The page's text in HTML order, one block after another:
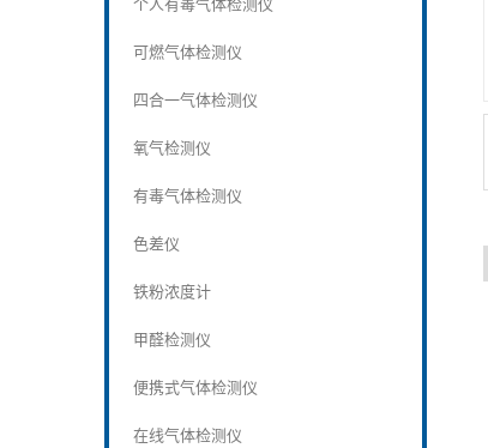
个人有毒气体检测仪
可燃气体检测仪
四合一气体检测仪
氧气检测仪
有毒气体检测仪
色差仪
铁粉浓度计
甲醛检测仪
便携式气体检测仪
在线气体检测仪